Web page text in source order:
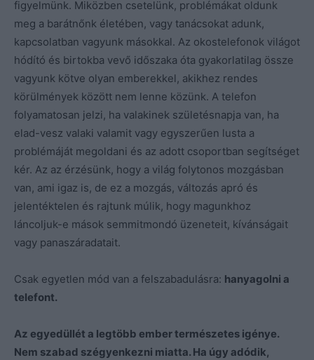
figyelmünk. Miközben csetelünk, problémákat oldunk
meg a barátnőnk életében, vagy tanácsokat adunk,
kapcsolatban vagyunk másokkal. Az okostelefonok világot
hódító és birtokba vevő időszaka óta gyakorlatilag össze
vagyunk kötve olyan emberekkel, akikhez rendes
körülmények között nem lenne közünk. A telefon
folyamatosan jelzi, ha valakinek születésnapja van, ha
elad-vesz valaki valamit vagy egyszerűen lusta a
problémáját megoldani és az adott csoportban segítséget
kér. Az az érzésünk, hogy a világ folytonos mozgásban
van, ami igaz is, de ez a mozgás, változás apró és
jelentéktelen és rajtunk múlik, hogy magunkhoz
láncoljuk-e mások semmitmondó üzeneteit, kívánságait
vagy panaszáradatait.
Csak egyetlen mód van a felszabadulásra: hanyagolni a
telefont.
Az egyedüllét a legtöbb ember természetes igénye.
Nem szabad szégyenkezni miatta. Ha úgy adódik,